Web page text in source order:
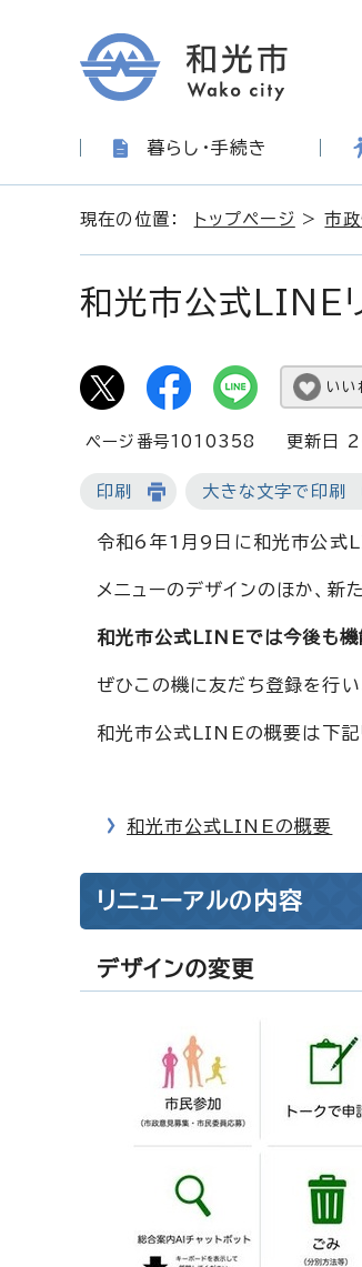
暮らし・手続き
現在の位置： トップページ >市
和光市公式LINE
いい
ページ番号1010358 更新日
印刷 大きな文字で印刷
令和6年1月9日に和光市公式
メニューのデザインのほか、新
和光市公式LINEでは今後も機
ぜひこの機に友だち登録を行
和光市公式LINEの概要は下記
和光市公式LINEの概要
リニューアルの内容
デザインの変更